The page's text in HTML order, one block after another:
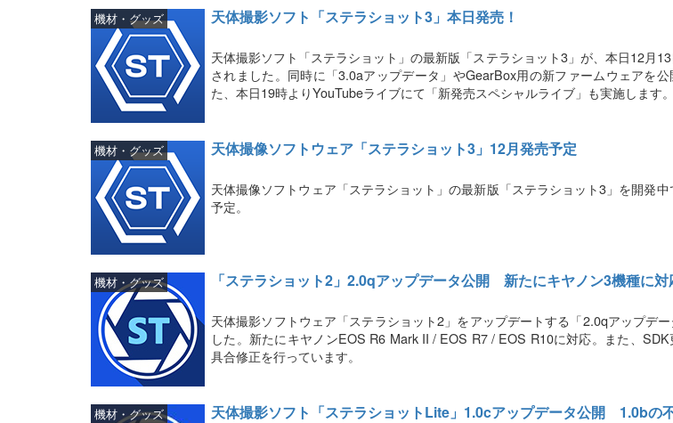
天体撮影ソフト「ステラショット3」本日発売！
機材・グッズ
天体撮影ソフト「ステラショット」の最新版「ステラショット3」が、本日12月
されました。同時に「3.0aアップデータ」やGearBox用の新ファームウェアを公
た、本日19時よりYouTubeライブにて「新発売スペシャルライブ」も実施します。
天体撮像ソフトウェア「ステラショット3」12月発売予定
機材・グッズ
天体撮像ソフトウェア「ステラショット」の最新版「ステラショット3」を開発
予定。
「ステラショット2」2.0qアップデータ公開 新たにキヤノン3機種に対
機材・グッズ
天体撮影ソフトウェア「ステラショット2」をアップデートする「2.0qアップデ
した。新たにキヤノンEOS R6 Mark II / EOS R7 / EOS R10に対応。また、
具合修正を行っています。
天体撮影ソフト「ステラショットLite」1.0cアップデータ公開 1.0bの
機材・グッズ